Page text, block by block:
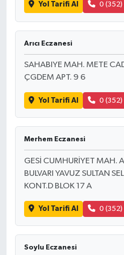
Yol Tarifi Al 0
Arıcı Eczanesi
SAHABIYE MAH. METE
ÇGDEM APT. 9 6
Yol Tarifi Al 0 (352)
Merhem Eczanesi
GESİ CUMHURİYET MAH.
BULVARI YAVUZ SULTAN
KONT.D BLOK 17 A
Yol Tarifi Al 0 (352)
Soylu Eczanesi